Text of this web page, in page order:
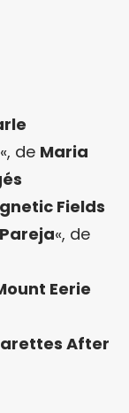
«, de Maria
Fields
«, de
Eerie
After